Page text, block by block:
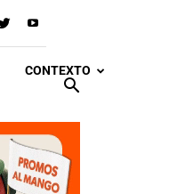
CONTEXTO